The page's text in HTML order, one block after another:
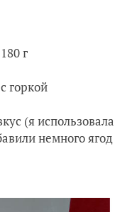
г
горкой
(я использовала
немного ягод